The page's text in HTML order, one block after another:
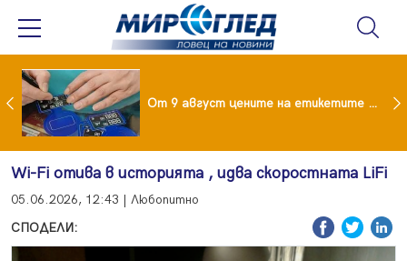
Проект за изграждане на 13-етажна "мегаджамия" разгневи жителите на Лондон От 9 август цените на етикетите само в евро
Wi-Fi отива в историята , идва скоростната LiFi
05.06.2026, 12:43 | Любопитно
СПОДЕЛИ: